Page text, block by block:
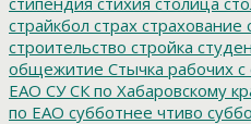
страйкбол страх страхование
строительство стройка
общежитие Стычка рабочих с
ЕАО СУ СК по Хабаровскому
по ЕАО субботнее чтиво